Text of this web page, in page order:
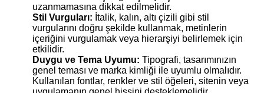
uzanmamasına dikkat edilmelidir.
Stil Vurguları: İtalik, kalın, altı çizili gibi stil
vurgularını doğru şekilde kullanmak, metinlerin
içeriğini vurgulamak veya hierarşiyi belirlemek için
etkilidir.
Duygu ve Tema Uyumu: Tipografi, tasarımınızın
genel teması ve marka kimliği ile uyumlu olmalıdır.
Kullanılan fontlar, renkler ve stil öğeleri, sitenin veya